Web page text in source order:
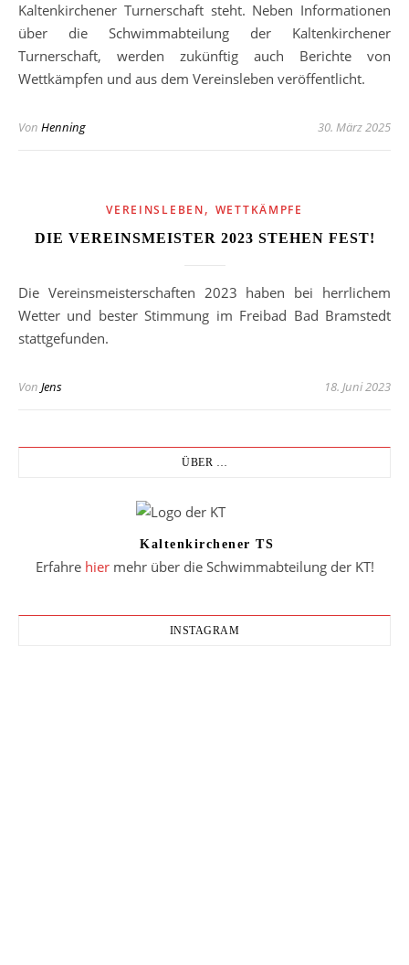
Kaltenkirchener Turnerschaft steht. Neben Informationen
über die Schwimmabteilung der Kaltenkirchener
Turnerschaft, werden zukünftig auch Berichte von
Wettkämpfen und aus dem Vereinsleben veröffentlicht.
Von Henning 30. März 2025
VEREINSLEBEN, WETTKÄMPFE
DIE VEREINSMEISTER 2023 STEHEN FEST!
Die Vereinsmeisterschaften 2023 haben bei herrlichem
Wetter und bester Stimmung im Freibad Bad Bramstedt
stattgefunden.
Von Jens 18. Juni 2023
ÜBER …
Kaltenkirchener TS
Erfahre hiermehr über die Schwimmabteilung der KT!
INSTAGRAM